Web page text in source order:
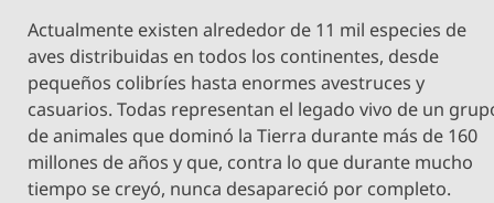
Actualmente existen alrededor de 11 mil especies de
aves distribuidas en todos los continentes, desde
pequeños colibríes hasta enormes avestruces y
casuarios. Todas representan el legado vivo de un
de animales que dominó la Tierra durante más de 160
millones de años y que, contra lo que durante mucho
tiempo se creyó, nunca desapareció por completo.